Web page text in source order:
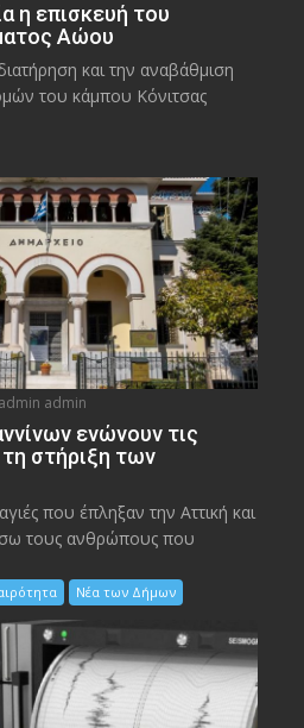
η επισκευή του
Αώου
και την αναβάθμιση
του κάμπου Κόνιτσας
admin admin
ενώνουν τις
στήριξη των
που έπληξαν την Αττική και
τους ανθρώπους που
Νέα των Δήμων